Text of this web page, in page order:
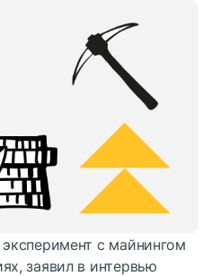
с майнингом
заявил в интервью